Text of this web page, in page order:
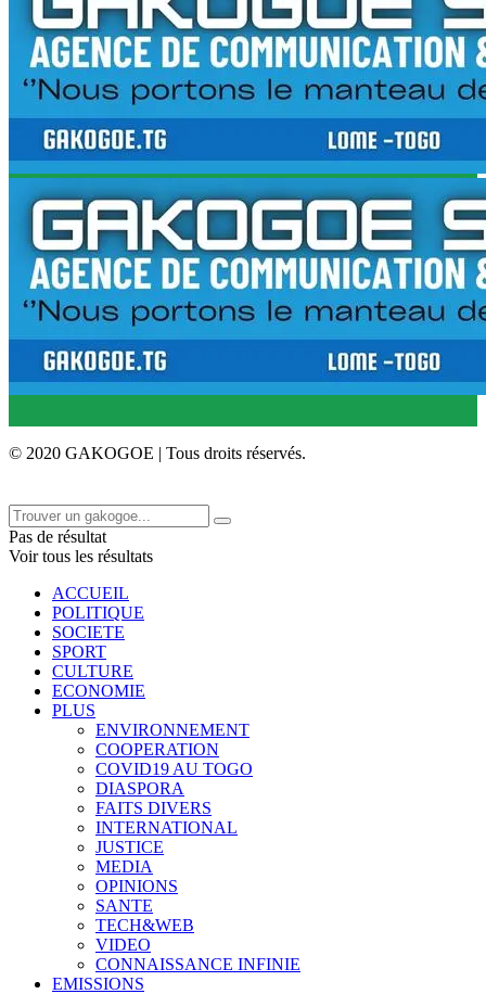
© 2020 GAKOGOE | Tous droits réservés.
Pas de résultat
Voir tous les résultats
ACCUEIL
POLITIQUE
SOCIETE
SPORT
CULTURE
ECONOMIE
PLUS
ENVIRONNEMENT
COOPERATION
COVID19 AU TOGO
DIASPORA
FAITS DIVERS
INTERNATIONAL
JUSTICE
MEDIA
OPINIONS
SANTE
TECH&WEB
VIDEO
CONNAISSANCE INFINIE
EMISSIONS